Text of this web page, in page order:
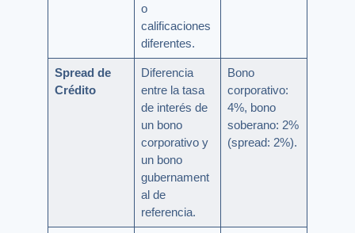
o
calificaciones
diferentes.
Spread de
Crédito
Diferencia
entre la tasa
de interés de
un bono
corporativo y
un bono
gubernament
al de
referencia.
Bono
corporativo:
4%, bono
soberano: 2%
(spread: 2%).